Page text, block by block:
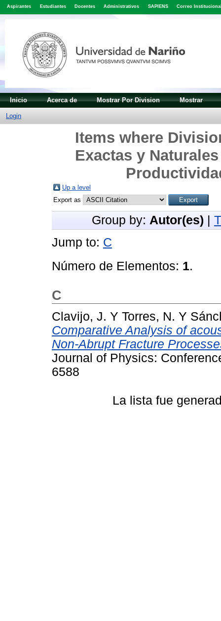
Aspirantes Estudiantes Docentes Administrativos SAPIENS Correo
Inicio Acerca de Mostrar Por Division Mostrar
Login
Items where
Exactas y
Up a level
Export as
Group by: Autor(es) |
Jump to: C
Número de Elementos: 1.
C
Clavijo, J. Y Torres, N. Y
Comparative Analysis of
Non-Abrupt Fracture
Journal of Physics:
6588
La lista fue